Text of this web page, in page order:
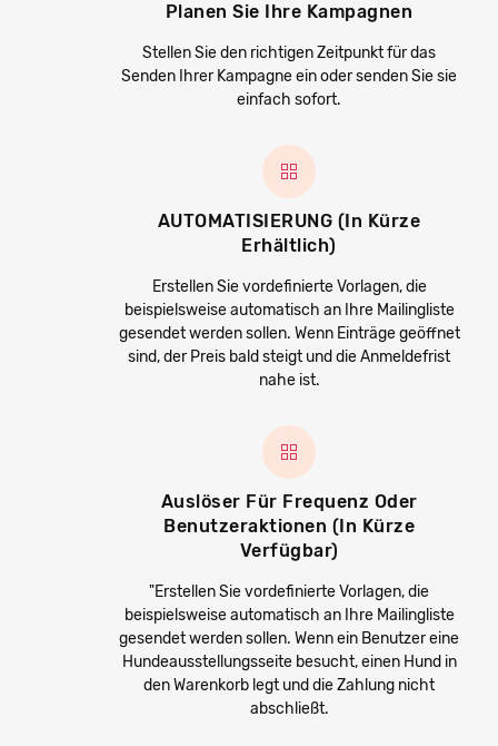
Planen Sie Ihre Kampagnen
Stellen Sie den richtigen Zeitpunkt für das
Senden Ihrer Kampagne ein oder senden Sie sie
einfach sofort.
AUTOMATISIERUNG (in Kürze
Erhältlich)
Erstellen Sie vordefinierte Vorlagen, die
beispielsweise automatisch an Ihre Mailingliste
gesendet werden sollen. Wenn Einträge geöffnet
sind, der Preis bald steigt und die Anmeldefrist
nahe ist.
Auslöser Für Frequenz Oder
Benutzeraktionen (in Kürze
Verfügbar)
"Erstellen Sie vordefinierte Vorlagen, die
beispielsweise automatisch an Ihre Mailingliste
gesendet werden sollen. Wenn ein Benutzer eine
Hundeausstellungsseite besucht, einen Hund in
den Warenkorb legt und die Zahlung nicht
abschließt.